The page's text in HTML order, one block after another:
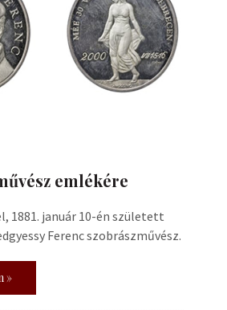
emlékére
1881. január 10-én született
Ferenc szobrászművész.
»